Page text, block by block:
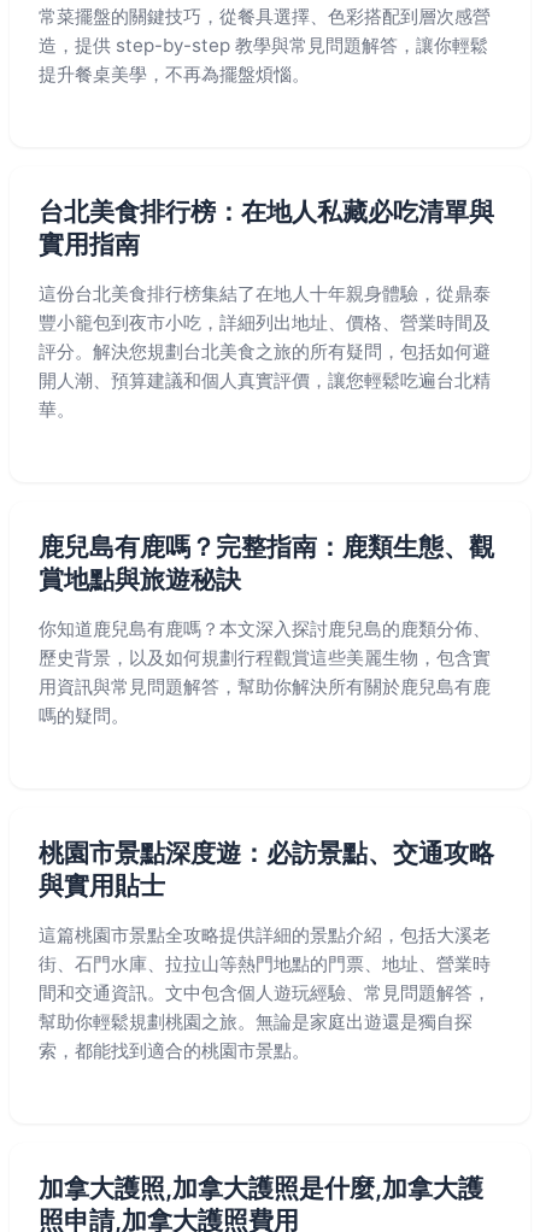
常菜擺盤的關鍵技巧，從餐具選擇、色彩搭配到層次感營
造，提供 step-by-step 教學與常見問題解答，讓你輕鬆
提升餐桌美學，不再為擺盤煩惱。
台北美食排行榜：在地人私藏必吃清單與
實用指南
這份台北美食排行榜集結了在地人十年親身體驗，從鼎泰
豐小籠包到夜市小吃，詳細列出地址、價格、營業時間及
評分。解決您規劃台北美食之旅的所有疑問，包括如何避
開人潮、預算建議和個人真實評價，讓您輕鬆吃遍台北精
華。
鹿兒島有鹿嗎？完整指南：鹿類生態、觀
賞地點與旅遊秘訣
你知道鹿兒島有鹿嗎？本文深入探討鹿兒島的鹿類分佈、
歷史背景，以及如何規劃行程觀賞這些美麗生物，包含實
用資訊與常見問題解答，幫助你解決所有關於鹿兒島有鹿
嗎的疑問。
桃園市景點深度遊：必訪景點、交通攻略
與實用貼士
這篇桃園市景點全攻略提供詳細的景點介紹，包括大溪老
街、石門水庫、拉拉山等熱門地點的門票、地址、營業時
間和交通資訊。文中包含個人遊玩經驗、常見問題解答，
幫助你輕鬆規劃桃園之旅。無論是家庭出遊還是獨自探
索，都能找到適合的桃園市景點。
加拿大護照,加拿大護照是什麼,加拿大護
照申請,加拿大護照費用